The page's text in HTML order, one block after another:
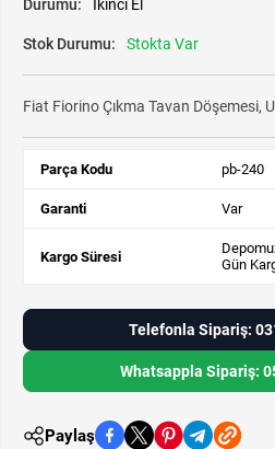
Durumu: İkinci El
Stok Durumu: Stokta Var
Fiat Fiorino Çıkma Tavan Döşemesi,
Parça Kodu pb-240
Garanti Var
Kargo Süresi
Gün
Telefonla Sipariş:
Whatsappla Sipariş:
Paylaş